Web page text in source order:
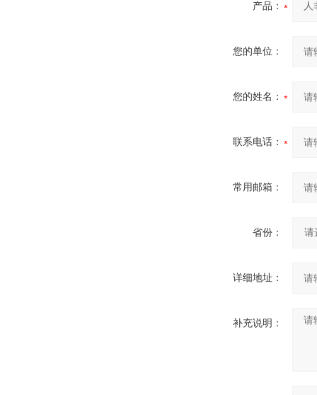
产品：
您的单位：
您的姓名：
联系电话：
常用邮箱：
省份：
详细地址：
补充说明：